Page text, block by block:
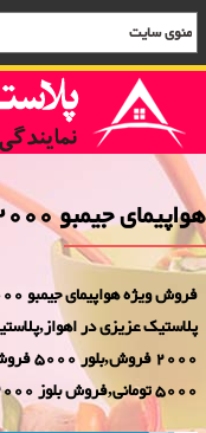
هواپیمای جیمبو 2000 فروش
5000 تومانی,فروش بلوز 2000 تومانی,فروش بلور 5000 تومانی